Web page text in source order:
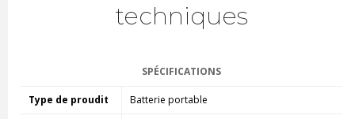
techniques
SPÉCIFICATIONS
Type de proudit Batterie portable